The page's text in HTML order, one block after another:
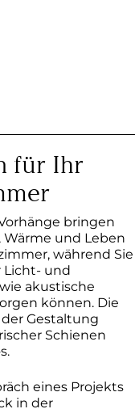
für Ihr
bringen
und Leben
während Sie
Licht- und
akustische
können. Die
Gestaltung
Schienen